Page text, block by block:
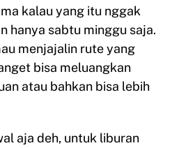
kalau yang itu nggak
hanya sabtu minggu saja.
menjajalin rute yang
bisa meluangkan
atau bahkan bisa lebih
aja deh, untuk liburan